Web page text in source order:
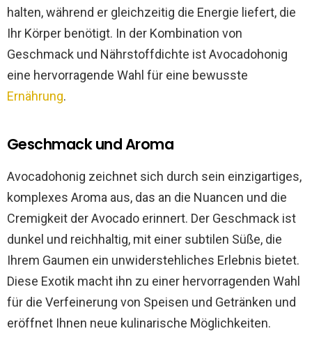
halten, während er gleichzeitig die Energie liefert, die
Ihr Körper benötigt. In der Kombination von
Geschmack und Nährstoffdichte ist Avocadohonig
eine hervorragende Wahl für eine bewusste
Ernährung.
Geschmack und Aroma
Avocadohonig zeichnet sich durch sein einzigartiges,
komplexes Aroma aus, das an die Nuancen und die
Cremigkeit der Avocado erinnert. Der Geschmack ist
dunkel und reichhaltig, mit einer subtilen Süße, die
Ihrem Gaumen ein unwiderstehliches Erlebnis bietet.
Diese Exotik macht ihn zu einer hervorragenden Wahl
für die Verfeinerung von Speisen und Getränken und
eröffnet Ihnen neue kulinarische Möglichkeiten.